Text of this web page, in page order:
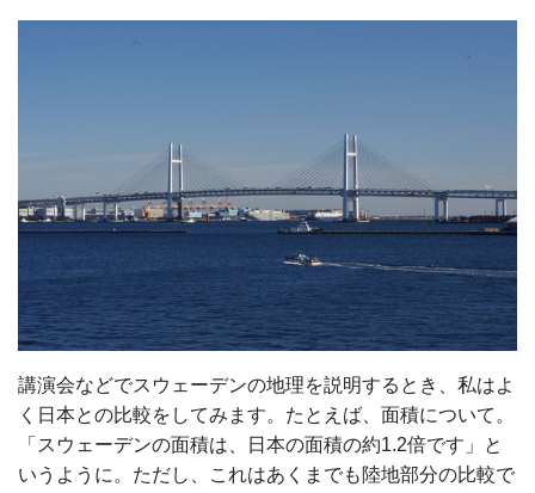
講演会などでスウェーデンの地理を説明するとき、私はよ
く日本との比較をしてみます。たとえば、面積について。
「スウェーデンの面積は、日本の面積の約1.2倍です」と
いうように。ただし、これはあくまでも陸地部分の比較で